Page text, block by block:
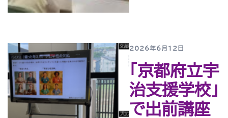
2026年6月12日
「京都府立宇
治支援学校」
で出前講座